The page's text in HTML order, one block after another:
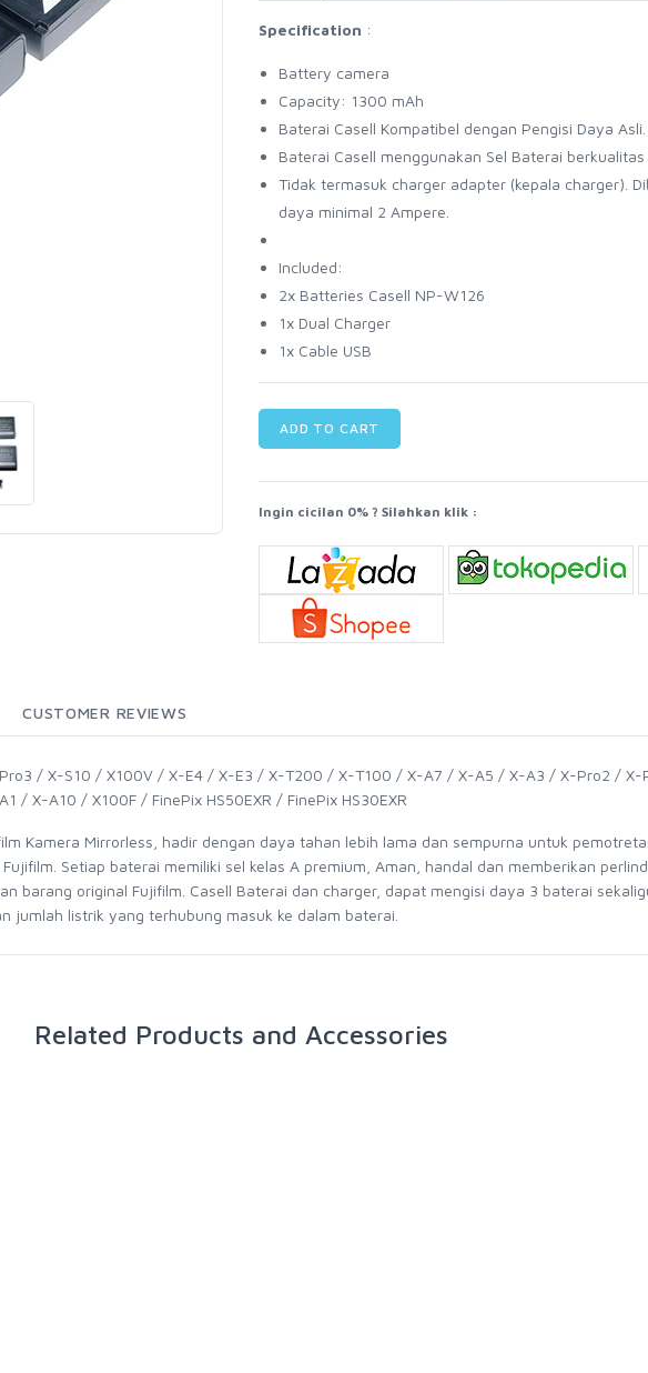
Specification :
Battery camera
Capacity: 1300 mAh
Baterai Casell Kompatibel dengan Pengisi Daya Asli.
Baterai Casell menggunakan Sel Baterai
Tidak termasuk charger adapter (kepala charger).
daya minimal 2 Ampere.
Included:
2x Batteries Casell NP-W126
1x Dual Charger
1x Cable USB
ADD TO CART
Ingin cicilan 0% ? Silahkan klik :
CUSTOMER REVIEWS
/ X-S10 / X100V / X-E4 / X-E3 / X-T200 / X-T100 / X-A7 / X-A5 / X-A3 / X-Pro2 /
X-A10 / X100F / FinePix HS50EXR / FinePix HS30EXR
Kamera Mirrorless, hadir dengan daya tahan lebih lama dan sempurna untuk
Setiap baterai memiliki sel kelas A premium, Aman, handal dan memberikan
barang original Fujifilm. Casell Baterai dan charger, dapat mengisi daya 3 baterai
jumlah listrik yang terhubung masuk ke dalam baterai.
Related Products and Accessories